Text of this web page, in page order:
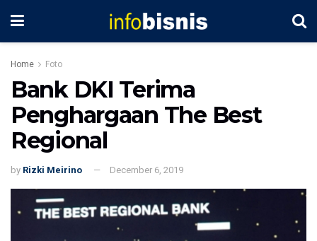
Home Foto
Bank DKI Terima
Penghargaan The Best
Regional
by Rizki Meirino December 6, 2019